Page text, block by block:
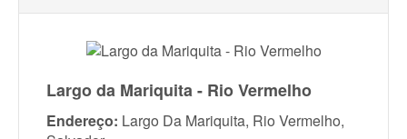
Largo da Mariquita - Rio Vermelho
Endereço: Largo Da Mariquita, Rio Vermelho,